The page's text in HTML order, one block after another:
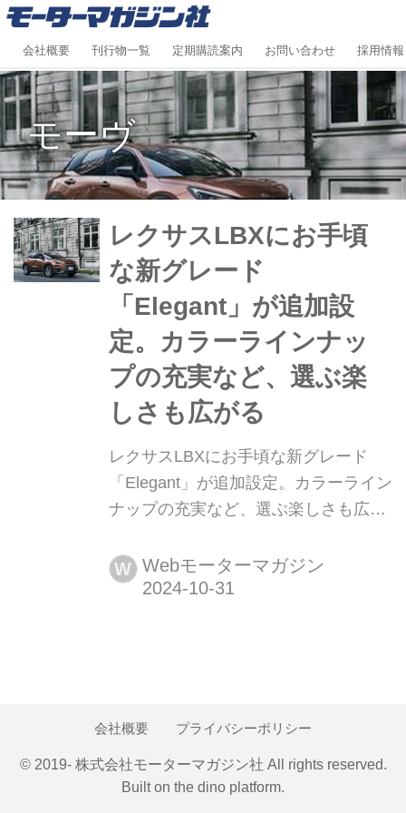
会社概要 刊行物一覧 定期購読案内 お問い合わせ 採用情報
モーヴ
レクサスLBXにお手頃
な新グレード
「Elegant」が追加設
定。カラーラインナッ
プの充実など、選ぶ楽
しさも広がる
レクサスLBXにお手頃な新グレード
「Elegant」が追加設定。カラーライン
ナップの充実など、選ぶ楽しさも広が
感を追求したコンパクトSUV「LBX」
に新しいグレード「Elegant(エレガン
大する1台です。
W Webモーターマガジン
会社概要 プライバシーポリシー
© 2019- 株式会社モーターマガジン社 All rights reserved.
Built on the dino platform.